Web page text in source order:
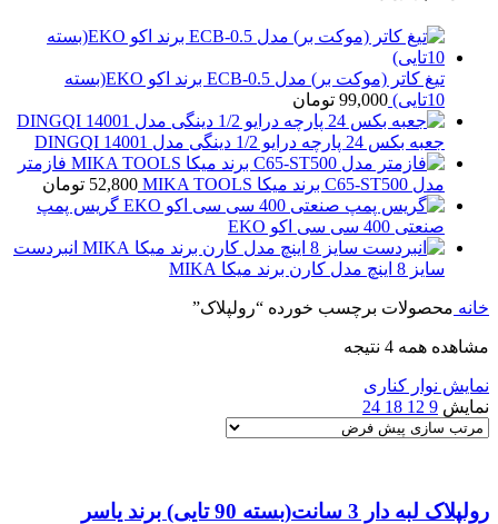
تیغ کاتر (موکت بر) مدل ECB-0.5 برند اکو EKO(بسته
10تایی)
99,000 تومان
جعبه بکس 24 پارچه درایو 1/2 دینگی مدل 14001 DINGQI
فازمتر
مدل C65-ST500 برند میکا MIKA TOOLS
52,800 تومان
گریس پمپ
صنعتی 400 سی سی اکو EKO
انبردست
سایز 8 اینچ مدل کارن برند میکا MIKA
خانه محصولات برچسب خورده “رولپلاک”
مشاهده همه 4 نتیجه
نمایش نوار کناری
نمایش 9
12
18
24
رولپلاک لبه دار 3 سانت(بسته 90 تایی) برند یاسر